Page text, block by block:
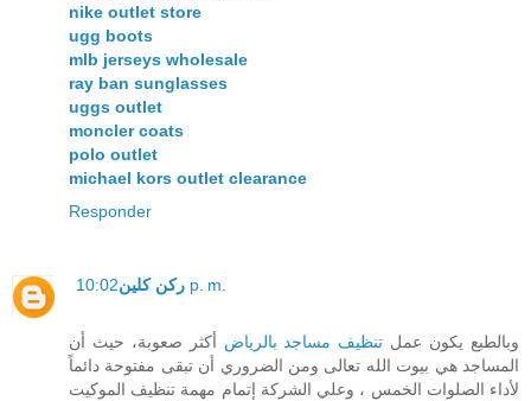
nike outlet store
ugg boots
mlb jerseys wholesale
ray ban sunglasses
uggs outlet
moncler coats
polo outlet
michael kors outlet clearance
Responder
ركن كلين 10:02 p. m.
وبالطبع يكون عمل تنظيف مساجد بالرياض أكثر صعوبة، حيث أن
المساجد هي بيوت الله تعالى ومن الضروري أن تبقى مفتوحة دائماً
لأداء الصلوات الخمس ، وعلي الشركة إتمام مهمة تنظيف الموكيت